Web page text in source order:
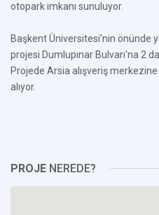
otopark imkanı sunuluyor.
Başkent Üniversitesi'nin önünde
projesi Dumlupınar Bulvarı'na 2
Projede Arsia alışveriş
alıyor.
PROJE NEREDE?